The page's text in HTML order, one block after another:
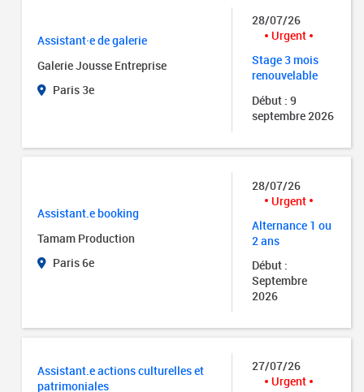
Assistant·e de galerie
Galerie Jousse Entreprise
Paris 3e
28/07/26
Urgent
Stage 3 mois
renouvelable
Début : 9
septembre 2026
Assistant.e booking
Tamam Production
Paris 6e
28/07/26
Urgent
Alternance 1 ou
2 ans
Début :
Septembre
2026
Assistant.e actions culturelles et
patrimoniales
27/07/26
Urgent